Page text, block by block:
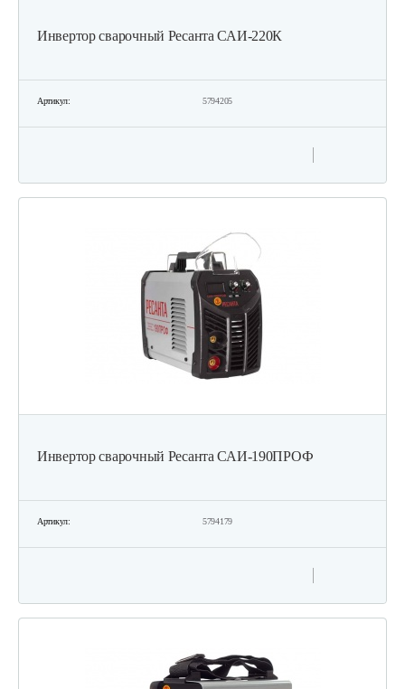
Инвертор сварочный Ресанта САИ-220К
Артикул: 5794205
Инвертор сварочный Ресанта САИ-190ПРОФ
Артикул: 5794179